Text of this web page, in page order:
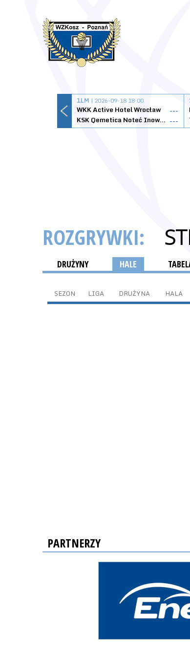
1LM | 2026-09-18 18:00
WKK Active Hotel Wrocław
---
KSK Qemetica Noteć Inowrocław ---
ROZGRYWKI:
DRUŻYNY HALE
SEZON LIGA DRUŻYNA HALA
PARTNERZY